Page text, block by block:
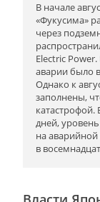
В начале
«Фукусима»
через
Electric
аварии было
Однако к
заполнены,
катастрофой.
дней,
на
в